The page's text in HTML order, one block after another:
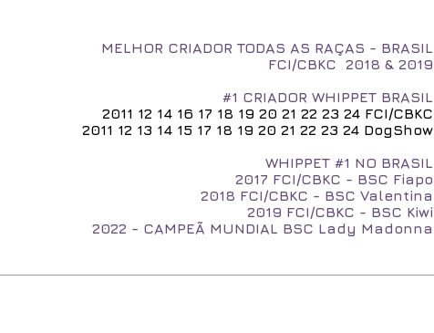
MELHOR CRIADOR TODAS AS RAÇAS - BRASIL
FCI/CBKC 2018 & 2019
#1 CRIADOR WHIPPET BRASIL
2011 12 14 16 17 18 19 20 21 22 23 24 FCI/CBKC
2011 12 13 14 15 17 18 19 20 21 22 23 24 DogShow
WHIPPET #1 NO BRASIL
2017 FCI/CBKC - BSC Fiapo
2018 FCI/CBKC - BSC Valentina
2019 FCI/CBKC - BSC Kiwi
2022 - CAMPEÃ MUNDIAL BSC Lady Madonna